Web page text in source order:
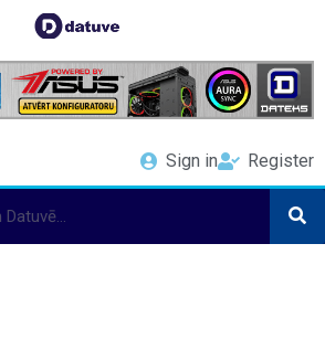
Sign in Register